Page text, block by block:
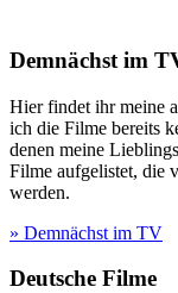
Demnächst im
Hier findet ihr meine
ich die Filme bereits
denen meine
Filme aufgelistet, die
werden.
» Demnächst im TV
Deutsche Filme